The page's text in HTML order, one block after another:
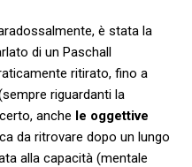
è stata la
di un Paschall
ritirato, fino a
riguardanti la
anche le oggettive
da ritrovare dopo un lungo
alla capacità (mentale